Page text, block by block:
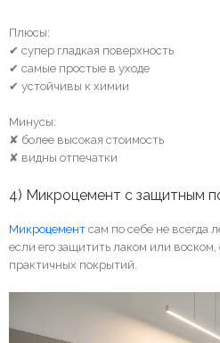
Плюсы:
✔ супер гладкая поверхность
✔ самые простые в уходе
✔ устойчивы к химии
Минусы:
✘ более высокая стоимость
✘ видны отпечатки
4) Микроцемент с защитным
Микроцемент сам по себе не всегда
если его защитить лаком или
практичных покрытий.